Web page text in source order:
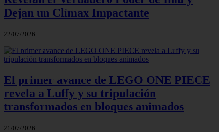
Dejan un Clímax Impactante
22/07/2026
El primer avance de LEGO ONE PIECE
revela a Luffy y su tripulación
transformados en bloques animados
21/07/2026